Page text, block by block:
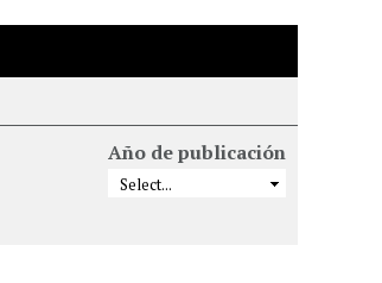
Año de publicación